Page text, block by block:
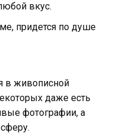
вкус.
придется по душе
в живописной
даже есть
фотографии, а